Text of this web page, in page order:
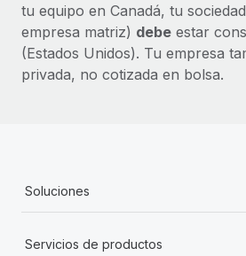
tu equipo en Canadá, tu
empresa matriz) debe estar
(Estados Unidos). Tu empresa
privada, no cotizada en bolsa.
Soluciones
Servicios de productos